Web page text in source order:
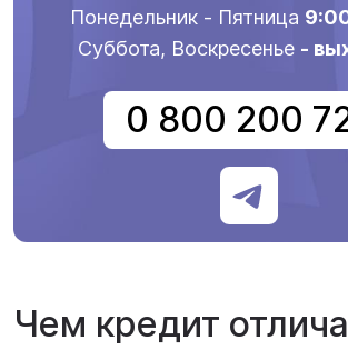
Понедельник - Пятница
Суббота, Воскресенье -
0 800 200
Чем кредит